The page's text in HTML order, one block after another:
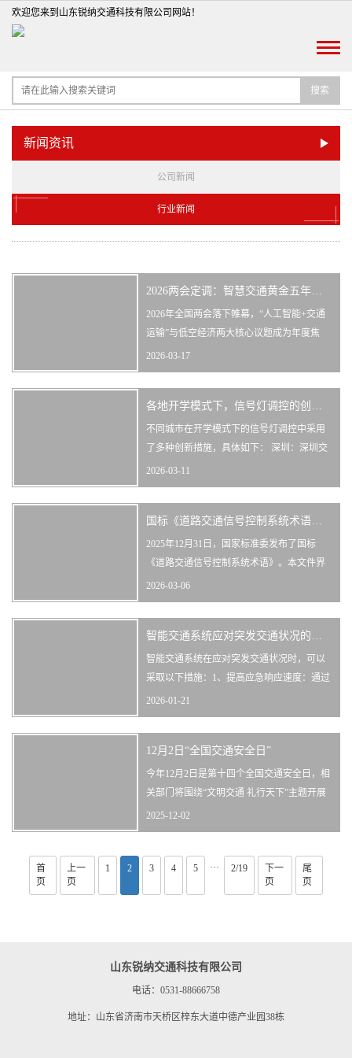
欢迎您来到山东锐纳交通科技有限公司网站！
搜索
新闻资讯
公司新闻
行业新闻
2026两会定调：智慧交通黄金五年，AI+与低空经济双轮驱动
2026年全国两会落下帷幕，“人工智能+交通
运输”与低空经济两大核心议题成为年度焦
点。政府工作报告明确提出，深化拓展“人工
智能+”，培育低空经济等新兴支柱产业 ；七
部门联合印发《“人工智能＋交通运输”的实
施意见》，锚定2027年典型场景规模化应
用、2030年建成智能综合立体交通网的目标
，标志着我国智慧交通正式迈入
2026-03-17
各地开学模式下，信号灯调控的创新之举
不同城市在开学模式下的信号灯调控中采用
了多种创新措施，具体如下： 深圳：深圳交
警在校园周边的信号灯路口设置了行人专用
相位、二次过街一次放行、行人绿波等慢行
优先方案，保障学生过街安全。对于人车交
织严重的路口，将圆饼信号灯恢复为箭头红
灯，控制
2026-03-11
国标《道路交通信号控制系统术语》发布
2025年12月31日，国家标准委发布了国标
《道路交通信号控制系统术语》。本文件界
定了道路交通信号控制系统的常用术语和定
义，包括基本术语、系统构成与分类、交叉
口与交通流、控制方式与功能、配时设计、
控制效益评价。适用于道路交通信号控制系
统的规划、设计、建设、运用和管理等,也适
用于道路交通信号控制领域的技术交流与···
2026-03-06
智能交通系统应对突发交通状况的方法
智能交通系统在应对突发交通状况时，可以
采取以下措施：1、提高应急响应速度：通过
实时监控和数据分析，迅速启动应急预案，
确保市民的安全出行1。2、优化资源配置：
根据实时交通状况，动态调整公共交通资
源，如增加公交车班次、优化线路等，以满
足突发事件期间市民的出行需求1。3、提高
信息传递效率：实时发布突发事件信息、···
2026-01-21
12月2日“全国交通安全日”
今年12月2日是第十四个全国交通安全日，相
关部门将围绕“文明交通 礼行天下”主题开展
一系列活动。面对道路交通发展的新形势、
新挑战，公安交管部门从机动车、电动自行
的交通细节予以提醒，推动形成文明交通共
2025-12-02
首
页
上一
页
1 2 3 4 5 ··· 2/19
下一
页
尾
页
山东锐纳交通科技有限公司
电话：0531-88666758
地址：山东省济南市天桥区梓东大道中德产业园38栋